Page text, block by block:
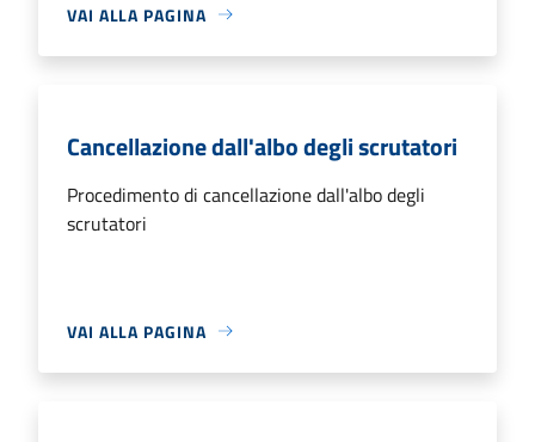
VAI ALLA PAGINA
Cancellazione dall'albo degli scrutatori
Procedimento di cancellazione dall'albo degli
scrutatori
VAI ALLA PAGINA